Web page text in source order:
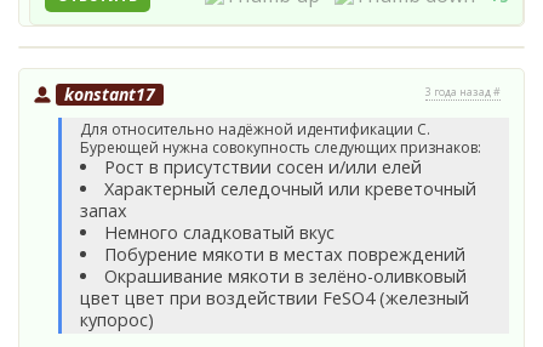
konstant17 3 года назад #
Для относительно надёжной идентификации С.
Буреющей нужна совокупность следующих признаков:
Рост в присутствии сосен и/или елей
Характерный селедочный или креветочный
запах
Немного сладковатый вкус
Побурение мякоти в местах повреждений
Окрашивание мякоти в зелёно-оливковый
цвет цвет при воздействии FeSO4 (железный
купорос)